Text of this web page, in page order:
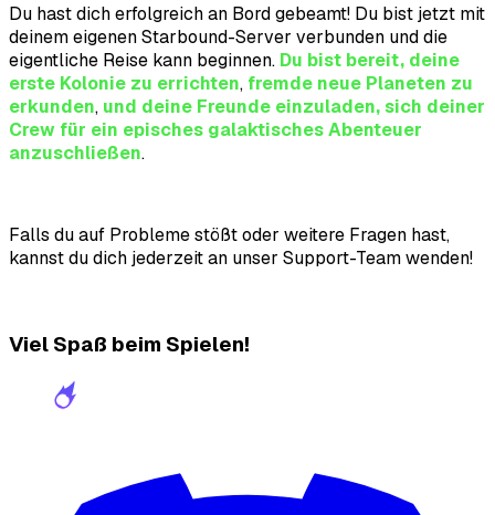
Du hast dich erfolgreich an Bord gebeamt! Du bist jetzt mit
deinem eigenen Starbound-Server verbunden und die
eigentliche Reise kann beginnen. Du bist bereit, deine
erste Kolonie zu errichten, fremde neue Planeten zu
erkunden, und deine Freunde einzuladen, sich deiner
Crew für ein episches galaktisches Abenteuer
anzuschließen.
Falls du auf Probleme stößt oder weitere Fragen hast,
kannst du dich jederzeit an unser Support-Team wenden!
Viel Spaß beim Spielen!